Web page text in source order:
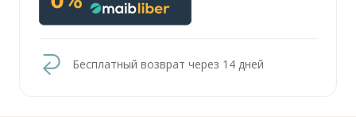
Бесплатный возврат через 14 дней